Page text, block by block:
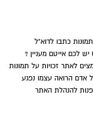
מעטפת
כמו
בנוסף,
פיתוח
החובה
הלימודים
בשלב
ברחבי
להתרחב
כתבו לדוא"ל
או בווטסאפ למספר 0515301717 יש לכם אייטם מעניין ?
לאתר זכויות על תמונות
היוצרים כל אדם הרואה עצמו נפגע
להנהלת האתר